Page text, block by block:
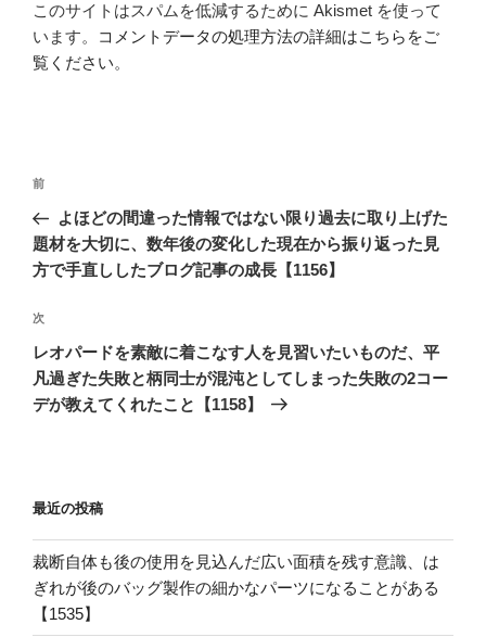
このサイトはスパムを低減するために Akismet を使って
います。
コメントデータの処理方法の詳細はこちらをご
覧ください。
投
ナ
ビ
ー
シ
ョ
ン
前
の
投
稿
前
よほどの間違った情報ではない限り過去に取り上げた
題材を大切に、数年後の変化した現在から振り返った見
方で手直ししたブログ記事の成長【1156】
次
の
投
稿
次
レオパードを素敵に着こなす人を見習いたいものだ、平
凡過ぎた失敗と柄同士が混沌としてしまった失敗の2コー
デが教えてくれたこと【1158】
最近の投稿
裁断自体も後の使用を見込んだ広い面積を残す意識、は
ぎれが後のバッグ製作の細かなパーツになることがある
【1535】